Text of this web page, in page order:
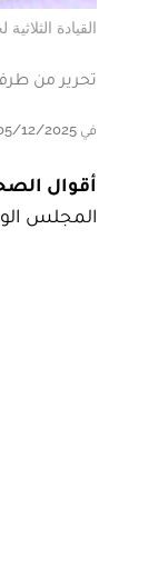
القيادة
تحرير من
في 05/12/2025 على الساعة 21:00
أقوال
المجلس